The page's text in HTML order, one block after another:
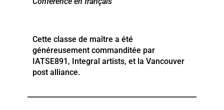
Cette classe de maître a été
généreusement commanditée par
IATSE891, Integral artists, et la Vancouver
post alliance.